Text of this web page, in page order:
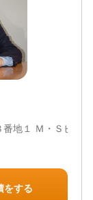
もご安心
サポート
引き継ぐ
しっかり
だけま
関するお
さい。初
にご連絡
地１ Ｍ・Ｓビル
をする